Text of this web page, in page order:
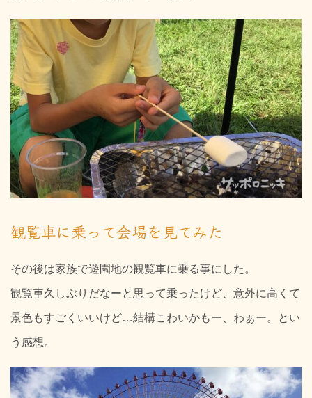
観覧車に乗って会場を見てみた
その後は家族で遊園地の観覧車に乗る事にした。
観覧車久しぶりだなーと思って乗ったけど、意外に高くて
景色もすごくいいけど…結構こわいかもー、わぁー。とい
う感想。